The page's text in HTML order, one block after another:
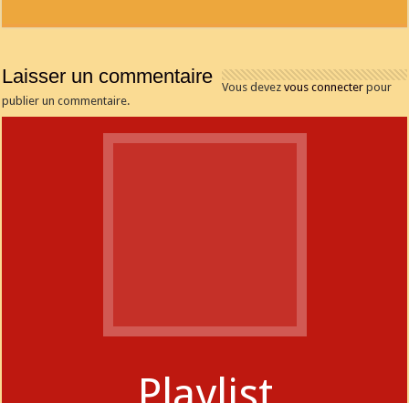
Laisser un commentaire Vous devezvous connecter pour
publier un commentaire.